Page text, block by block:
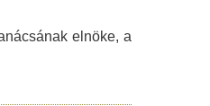
elnöke, a